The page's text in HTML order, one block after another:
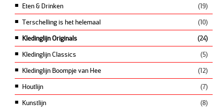
Eten & Drinken
(19)
Terschelling is het helemaal
(10)
Kledinglijn Originals
(24)
Kledinglijn Classics
(5)
Kledinglijn Boompje van Hee
(12)
Houtlijn
(7)
Kunstlijn
(8)